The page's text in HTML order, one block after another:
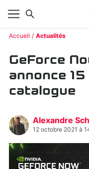
Accueil Actualités
GeForce
annonce
catalogue
Alexandre
12 octobre 2021 à